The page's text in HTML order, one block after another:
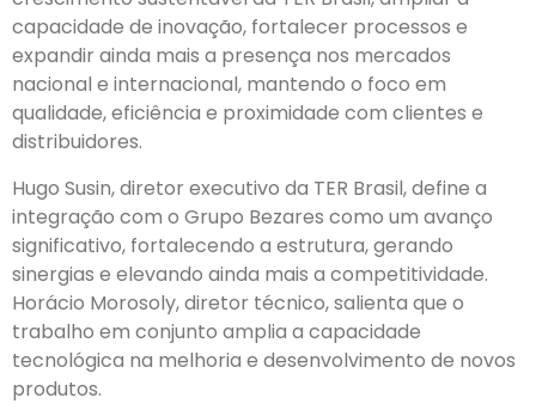
capacidade de inovação, fortalecer processos e
expandir ainda mais a presença nos mercados
nacional e internacional, mantendo o foco em
qualidade, eficiência e proximidade com clientes e
distribuidores.
Hugo Susin, diretor executivo da TER Brasil, define a
integração com o Grupo Bezares como um avanço
significativo, fortalecendo a estrutura, gerando
sinergias e elevando ainda mais a competitividade.
Horácio Morosoly, diretor técnico, salienta que o
trabalho em conjunto amplia a capacidade
tecnológica na melhoria e desenvolvimento de novos
produtos.